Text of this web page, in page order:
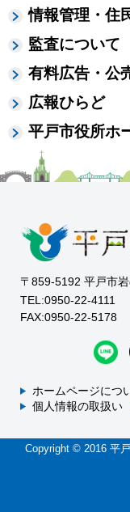
情報管理・住
監査について
有料広告・公
広報ひらど
平戸市役所ホ
〒859-5192 平戸市
TEL:0950-22-4111
FAX:0950-22-5178
ホームページにつ
個人情報の取扱い
Copyright © 2016 平